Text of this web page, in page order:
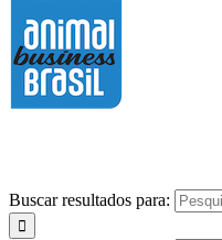
Buscar resultados para: